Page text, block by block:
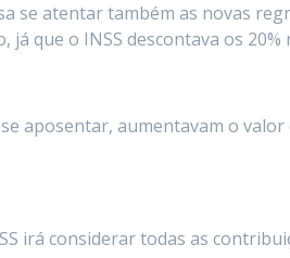
se atentar também as novas
que o INSS descontava os
aposentar, aumentavam o
irá considerar todas as